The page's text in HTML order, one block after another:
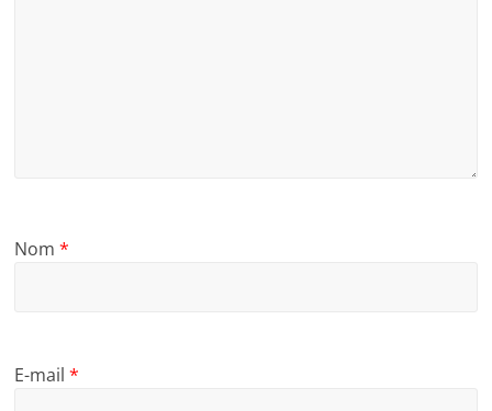
Nom*
E-mail*